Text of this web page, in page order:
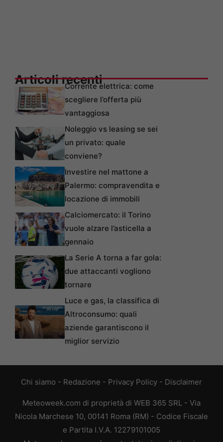
Articoli recentiCorrente elettrica: come
scegliere l’offerta più
vantaggiosa
Noleggio vs leasing se sei
un privato: quale
conviene?
Investire nel mattone a
Palermo: compravendita e
locazione di immobili
Calciomercato: il Torino
vuole alzare l’asticella a
gennaio
La Serie A torna a far gola:
due attaccanti vogliono
tornare
Luce e gas, la classifica di
Altroconsumo: quali
aziende garantiscono il
miglior servizio
Chi siamo - Redazione - Privacy Policy - Disclaimer
Meteoweek.com di proprietà di WEB 365 SRL - Via
Nicola Marchese 10, 00141 Roma (RM) - Codice Fiscale
e Partita I.V.A. 12279101005